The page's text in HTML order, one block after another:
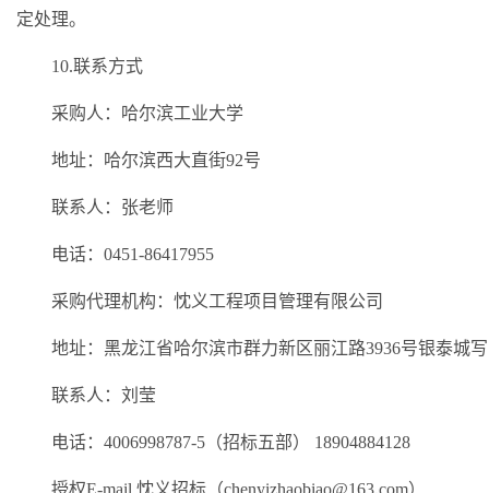
定处理。
10.联系方式
采购人：哈尔滨工业大学
地址： 哈尔滨西大直街92号
联系人：张老师
电话： 0451-86417955
采购代理机构：忱义工程项目管理有限公司
地址：黑龙江省哈尔滨市群力新区丽江路3936号银泰城
联系人：刘莹
电话： 4006998787-5 （招标五部） 18904884128
授权E-mail 忱义招标（chenyizhaobiao@163.com）